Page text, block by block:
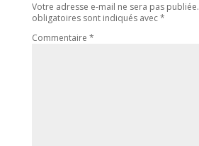
Votre adresse e-mail ne sera pas publiée.
obligatoires sont indiqués avec*
Commentaire *